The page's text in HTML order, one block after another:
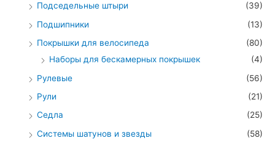
Подседельные штыри
(39)
Подшипники
(13)
Покрышки для велосипеда
(80)
Наборы для бескамерных покрышек
(4)
Рулевые
(56)
Рули
(21)
Седла
(25)
Системы шатунов и звезды
(58)